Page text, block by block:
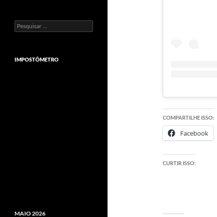
COMPARTILHE ISSO:
Facebook
CURTIR ISSO:
Pesquisar
por:
IMPOSTÔMETRO
MAIO 2026